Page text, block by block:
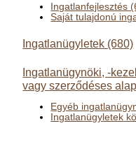
Ingatlanfejlesztés
Saját tulajdonú
Ingatlanügyletek (680)
Ingatlanügynöki, -
vagy szerződéses
Egyéb
Ingatlanügyletek